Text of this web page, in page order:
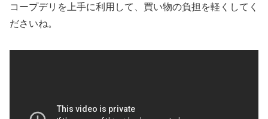
コープデリを上手に利用して、買い物の負担を軽くしてく
ださいね。